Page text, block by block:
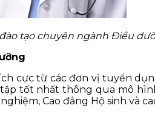
tạo chuyên ngành Điều
cực từ các đơn vị tuyển
tốt nhất thông qua mô
Cao đẳng Hộ sinh và